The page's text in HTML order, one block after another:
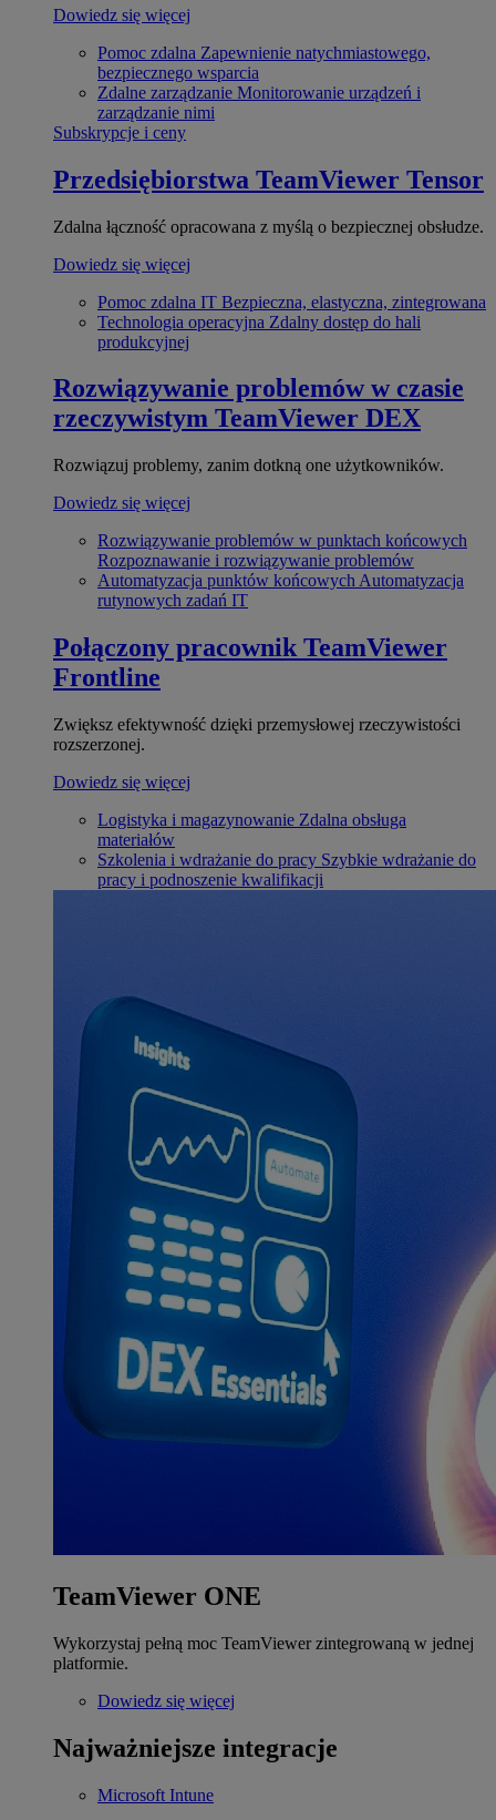
Dowiedz się więcej
Pomoc zdalna Zapewnienie natychmiastowego,
bezpiecznego wsparcia
Zdalne zarządzanie Monitorowanie urządzeń i
zarządzanie nimi
Subskrypcje i ceny
Przedsiębiorstwa TeamViewer Tensor
Zdalna łączność opracowana z myślą o bezpiecznej obsłudze.
Dowiedz się więcej
Pomoc zdalna IT Bezpieczna, elastyczna, zintegrowana
Technologia operacyjna Zdalny dostęp do hali
produkcyjnej
Rozwiązywanie problemów w czasie
rzeczywistym TeamViewer DEX
Rozwiązuj problemy, zanim dotkną one użytkowników.
Dowiedz się więcej
Rozwiązywanie problemów w punktach końcowych
Rozpoznawanie i rozwiązywanie problemów
Automatyzacja punktów końcowych Automatyzacja
rutynowych zadań IT
Połączony pracownik TeamViewer
Frontline
Zwiększ efektywność dzięki przemysłowej rzeczywistości
rozszerzonej.
Dowiedz się więcej
Logistyka i magazynowanie Zdalna obsługa
materiałów
Szkolenia i wdrażanie do pracy Szybkie wdrażanie do
pracy i podnoszenie kwalifikacji
TeamViewer ONE
Wykorzystaj pełną moc TeamViewer zintegrowaną w jednej
platformie.
Dowiedz się więcej
Najważniejsze integracje
Microsoft Intune